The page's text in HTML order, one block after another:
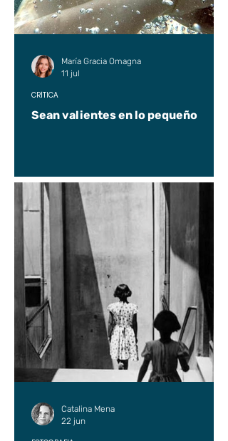
Sean valientes en lo pequeño
CRÍTICA
María Gracia Omagna
11 jul
Catalina Mena
22 jun